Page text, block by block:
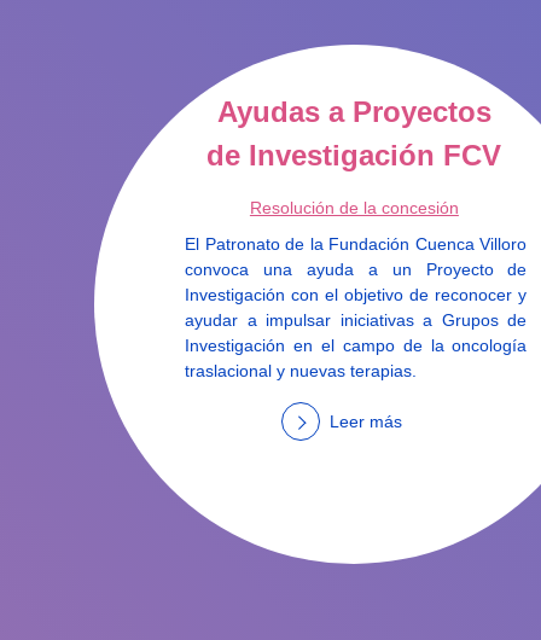
Ayudas a Proyectos
de Investigación FCV
Resolución de la concesión
El Patronato de la Fundación Cuenca Villoro
convoca una ayuda a un Proyecto de
Investigación con el objetivo de reconocer y
ayudar a impulsar iniciativas a Grupos de
Investigación en el campo de la oncología
traslacional y nuevas terapias.
Leer más